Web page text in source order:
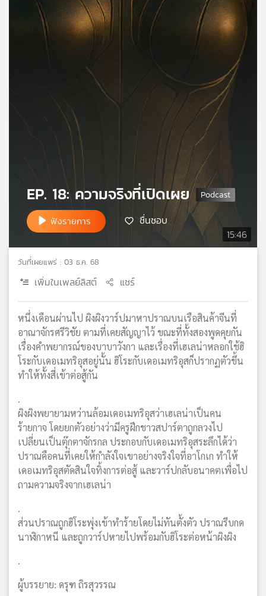
แผนที่
เครือ
15:46
EP. 18: ความจริงที่เปิดเผย
ฟังรายการ ชื่นชอบ
วันที่เผยแพร่ : 03 ธ.ค. 68
เพิ่มในเพลย์ลิสต์ แชร์
หนึ่งเดือนผ่านไป ผิงผิงวาร์ปมาหาปราณบนเรือสินค้าจีนที่
อาณาจักรศรีวิชัย ตามที่เคยสัญญาไว้ ขณะที่ทั้งสองพูดคุยกัน
เรื่องคำพยากรณ์ของบาบาวังกา และเรื่องที่เฮเลน่าหลอกใช้ฮิ
โระกับเดอเมทริอุสอยู่นั้น ฮิโระกับเดอเมทริอุสก็ปรากฏตัวขึ้น
ทำให้ทั้งสี่เข้าต่อสู้กัน
.
ผิงผิงพยายามหว่านล้อมเดอเมทริอุสว่าเฮเลน่าเป็นคน
ร้ายกาจ โดยยกตัวอย่างว่ามีครูฝึกชาวสปาร์ตาถูกลวงไป
เปลี่ยนเป็นตุ๊กตาจักรกล ประกอบกับเดอเมทริอุสระลึกได้ว่า
ปราณคือคนที่เคยให้กำลังใจเขาอย่างจริงใจที่อาโกเก ทำให้
เดอเมทริอุสตัดสินใจทิ้งการต่อสู้ และวาร์ปกลับอนาคตเพื่อไป
ถามความจริงจากเฮเลน่า
.
ส่วนปราณถูกฮิโระพุ่งเข้าทำร้ายโดยไม่ทันตั้งตัว ปราณรีบกด
นาฬิกาหนี และถูกวาร์ปหายไปพร้อมกับฮิโระต่อหน้าผิงผิง
.
ผู้บรรยาย: ดรุฑ ถิรสุวรรณ